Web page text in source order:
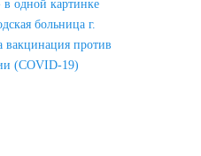
одной картинке
больница г.
вакцинация против
(COVID-19)